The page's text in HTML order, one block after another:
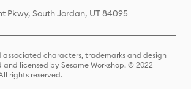
Pkwy, South Jordan, UT 84095
associated characters, trademarks and design
and licensed by Sesame Workshop. © 2022
rights reserved.